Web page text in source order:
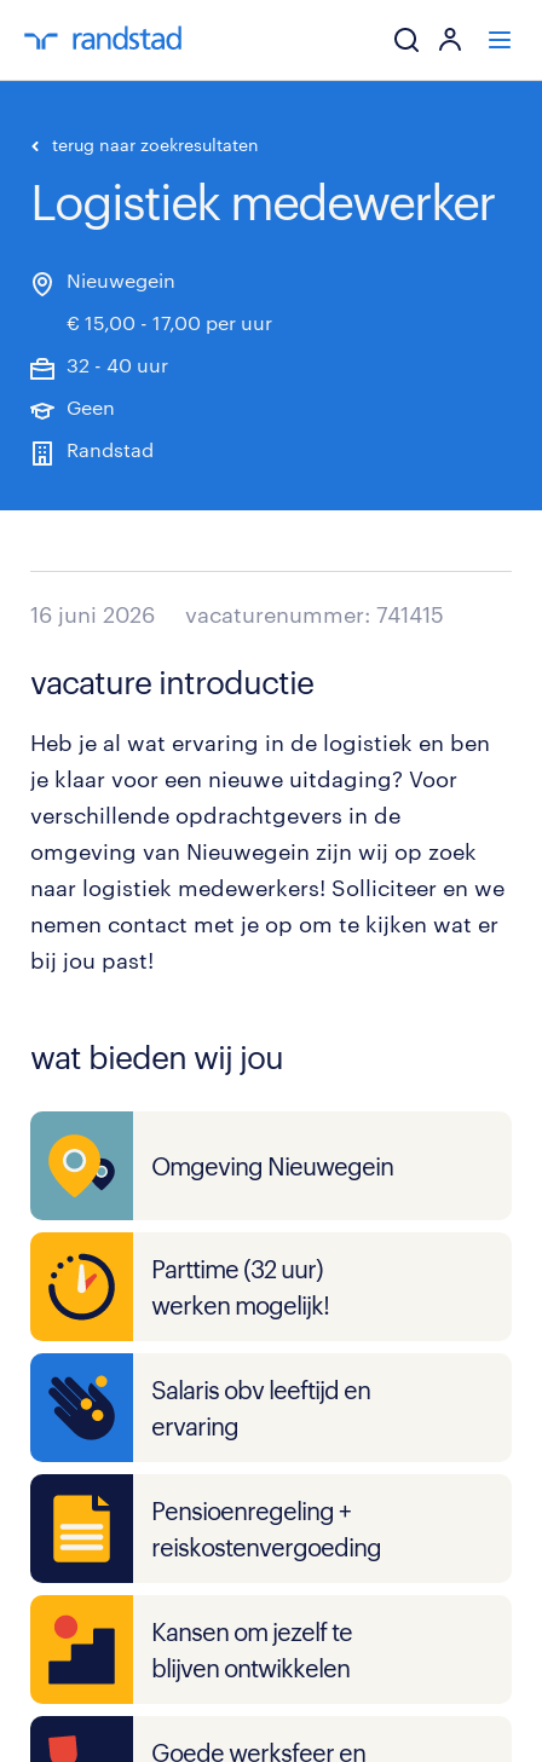
werkgevers
terug naar zoekresultaten
Logistiek medewerker
Nieuwegein
€ 15,00 - 17,00 per uur
32 - 40 uur
Geen
Randstad
16 juni 2026 vacaturenummer: 741415
vacature introductie
Heb je al wat ervaring in de logistiek en ben
je klaar voor een nieuwe uitdaging? Voor
verschillende opdrachtgevers in de
omgeving van Nieuwegein zijn wij op zoek
naar logistiek medewerkers! Solliciteer en we
nemen contact met je op om te kijken wat er
bij jou past!
wat bieden wij jou
Omgeving Nieuwegein
Parttime (32 uur)
werken mogelijk!
Salaris obv leeftijd en
ervaring
Pensioenregeling +
reiskostenvergoeding
Kansen om jezelf te
blijven ontwikkelen
Goede werksfeer en